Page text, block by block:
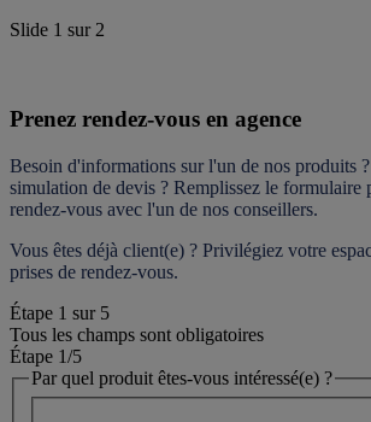
Slide 1 sur 2
Prenez rendez-vous en agence
Besoin d'informations sur l'un de nos produits
simulation de devis ? Remplissez le formulaire
rendez-vous avec l'un de nos conseillers.
Vous êtes déjà client(e) ? Privilégiez votre
prises de rendez-vous.
Étape 1 sur 5
Tous les champs sont obligatoires
Étape 1/5
Par quel produit êtes-vous intéressé(e) ?